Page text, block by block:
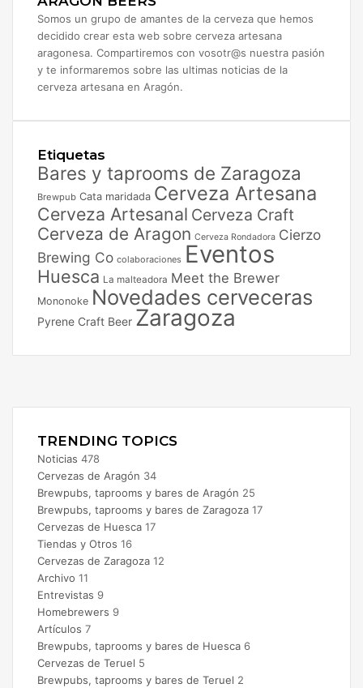
Somos un grupo de amantes de la cerveza que hemos
decidido crear esta web sobre cerveza artesana
aragonesa. Compartiremos con vosotr@s nuestra pasión
y te informaremos sobre las ultimas noticias de la
cerveza artesana en Aragón.
Etiquetas
Bares y taprooms de Zaragoza
Brewpub Cata maridada Cerveza Artesana
Cerveza Artesanal Cerveza Craft
Cerveza de Aragon Cerveza Rondadora Cierzo
Brewing Co colaboraciones Eventos
Huesca La malteadora Meet the Brewer
Mononoke Novedades cerveceras
Pyrene Craft Beer Zaragoza
TRENDING TOPICS
Noticias 478
Cervezas de Aragón 34
Brewpubs, taprooms y bares de Aragón 25
Brewpubs, taprooms y bares de Zaragoza 17
Cervezas de Huesca 17
Tiendas y Otros 16
Cervezas de Zaragoza 12
Archivo 11
Entrevistas 9
Homebrewers 9
Artículos 7
Brewpubs, taprooms y bares de Huesca 6
Cervezas de Teruel 5
Brewpubs, taprooms y bares de Teruel 2